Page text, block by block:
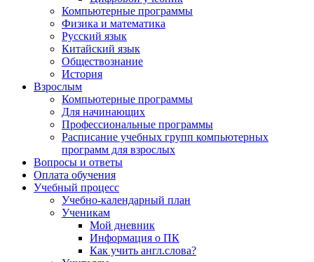
Компьютерные программы
Физика и математика
Русский язык
Китайский язык
Обществознание
История
Взрослым
Компьютерные программы
Для начинающих
Профессиональные программы
Расписание учебных групп компьютерных
программ для взрослых
Вопросы и ответы
Оплата обучения
Учебный процесс
Учебно-календарный план
Ученикам
Мой дневник
Информация о ПК
Как учить англ.слова?